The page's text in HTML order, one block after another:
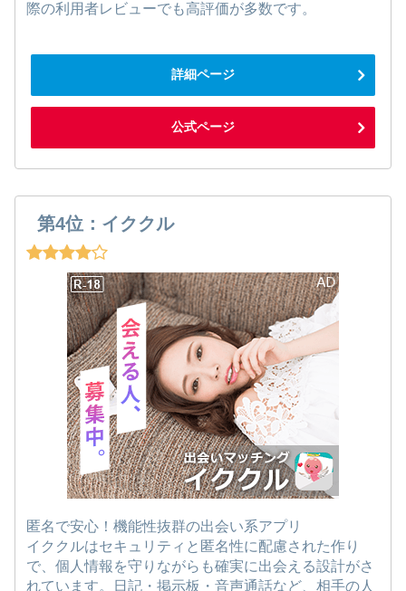
際の利用者レビューでも高評価が多数です。
詳細ページ
公式ページ
第4位：イククル
匿名で安心！機能性抜群の出会い系アプリ
イククルはセキュリティと匿名性に配慮された作り
で、個人情報を守りながらも確実に出会える設計がさ
れています。日記・掲示板・音声通話など、相手の人